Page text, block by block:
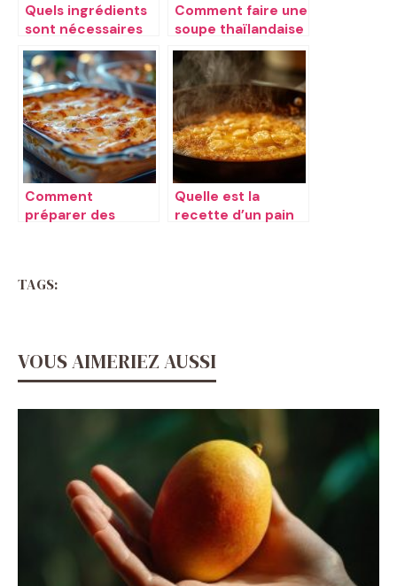
Quels ingrédients
sont nécessaires
pour une salade de
chou façon
coleslaw
Comment faire une
soupe thaïlandaise
Tom Yum
Comment
préparer des
Quelle est la
recette d’un pain
TAGS:
VOUS AIMERIEZ AUSSI